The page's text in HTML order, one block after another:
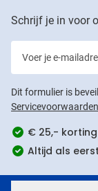
Schrijf je in voor
Dit formulier is
Servicevoorwaarden
€ 25,-
Altijd als